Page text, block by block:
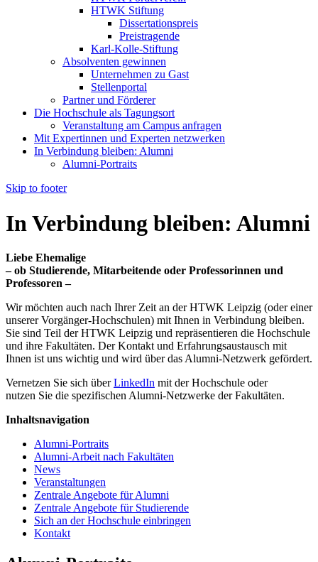
HTWK Stiftung
Dissertationspreis
Preistragende
Karl-Kolle-Stiftung
Absolventen gewinnen
Unternehmen zu Gast
Stellenportal
Partner und Förderer
Die Hochschule als Tagungsort
Veranstaltung am Campus anfragen
Mit Expertinnen und Experten netzwerken
In Verbindung bleiben: Alumni
Alumni-Portraits
Skip to footer
In Verbindung bleiben: Alumni
Liebe Ehemalige
– ob Studierende, Mitarbeitende oder Professorinnen und
Professoren –
Wir möchten auch nach Ihrer Zeit an der HTWK Leipzig (oder einer
unserer Vorgänger-Hochschulen) mit Ihnen in Verbindung bleiben.
Sie sind Teil der HTWK Leipzig und repräsentieren die Hochschule
und ihre Fakultäten. Der Kontakt und Erfahrungsaustausch mit
Ihnen ist uns wichtig und wird über das Alumni-Netzwerk gefördert.
Vernetzen Sie sich überLinkedIn mit der Hochschule oder
nutzen Sie die spezifischen Alumni-Netzwerke der Fakultäten.
Inhaltsnavigation
Alumni-Portraits
Alumni-Arbeit nach Fakultäten
News
Veranstaltungen
Zentrale Angebote für Alumni
Zentrale Angebote für Studierende
Sich an der Hochschule einbringen
Kontakt